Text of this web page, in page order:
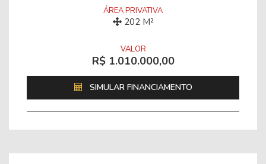
ÁREA PRIVATIVA
202 M²
VALOR
R$ 1.010.000,00
SIMULAR FINANCIAMENTO